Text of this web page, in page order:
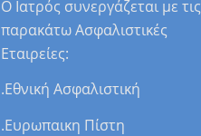
Ο Ιατρός συνεργάζεται με τις
παρακάτω Ασφαλιστικές
Εταιρείες:
.Εθνική Ασφαλιστική
.Ευρωπαικη Πίστη